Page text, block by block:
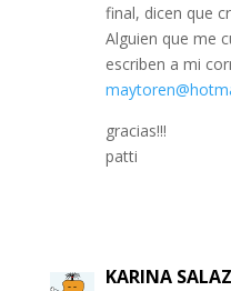
final, dicen que
Alguien que me
escriben a mi
gracias!!!
patti
KARINA